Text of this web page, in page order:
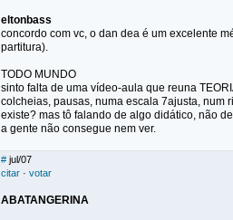
eltonbass
concordo com vc, o dan dea é um excelente
partitura).
TODO MUNDO
sinto falta de uma vídeo-aula que reuna
colcheias, pausas, numa escala 7ajusta, num
existe? mas tô falando de algo didático, não
a gente não consegue nem ver.
# jul/07
citar · votar
ABATANGERINA